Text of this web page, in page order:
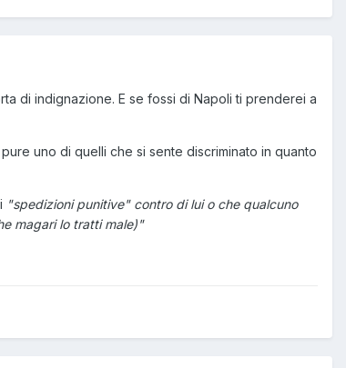
di indignazione. E se fossi di Napoli ti prenderei a
uno di quelli che si sente discriminato in quanto
"spedizioni punitive" contro di lui o che qualcuno
magari lo tratti male)"